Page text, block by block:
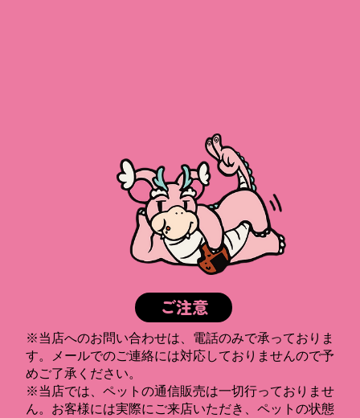
ご注意
※当店へのお問い合わせは、電話のみで承っておりま
す。メールでのご連絡には対応しておりませんので予
めご了承ください。
※当店では、ペットの通信販売は一切行っておりませ
ん。お客様には実際にご来店いただき、ペットの状態